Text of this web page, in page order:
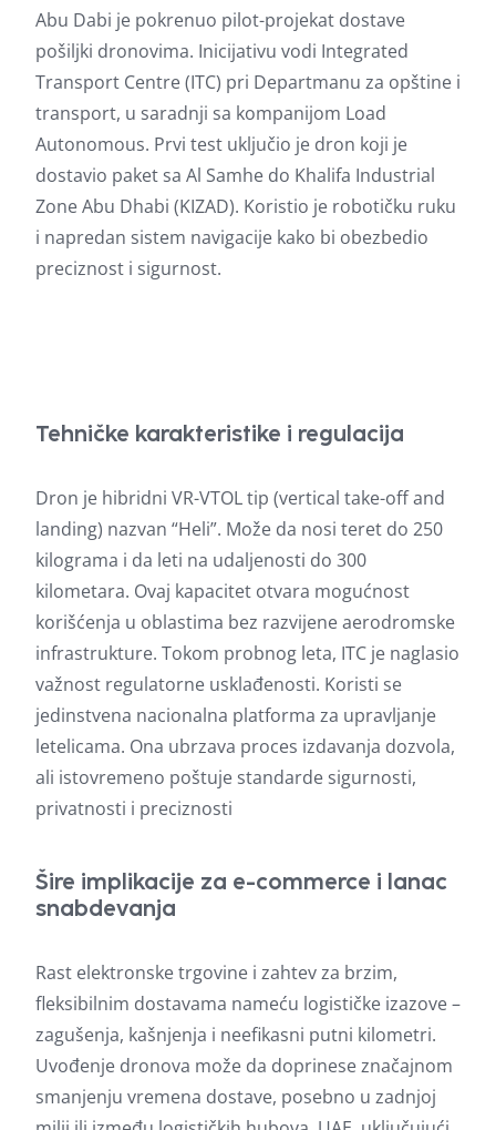
Abu Dabi je pokrenuo pilot-projekat dostave
pošiljki dronovima. Inicijativu vodi Integrated
Transport Centre (ITC) pri Departmanu za opštine i
transport, u saradnji sa kompanijom Load
Autonomous. Prvi test uključio je dron koji je
dostavio paket sa Al Samhe do Khalifa Industrial
Zone Abu Dhabi (KIZAD). Koristio je robotičku ruku
i napredan sistem navigacije kako bi obezbedio
preciznost i sigurnost.
Tehničke karakteristike i regulacija
Dron je hibridni VR-VTOL tip (vertical take-off and
landing) nazvan “Heli”. Može da nosi teret do 250
kilograma i da leti na udaljenosti do 300
kilometara. Ovaj kapacitet otvara mogućnost
korišćenja u oblastima bez razvijene aerodromske
infrastrukture. Tokom probnog leta, ITC je naglasio
važnost regulatorne usklađenosti. Koristi se
jedinstvena nacionalna platforma za upravljanje
letelicama. Ona ubrzava proces izdavanja dozvola,
ali istovremeno poštuje standarde sigurnosti,
privatnosti i preciznosti
Šire implikacije za e-commerce i lanac
snabdevanja
Rast elektronske trgovine i zahtev za brzim,
fleksibilnim dostavama nameću logističke izazove –
zagušenja, kašnjenja i neefikasni putni kilometri.
Uvođenje dronova može da doprinese značajnom
smanjenju vremena dostave, posebno u zadnjoj